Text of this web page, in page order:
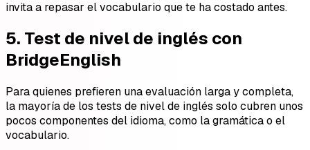
invita a repasar el vocabulario que te ha costado antes.
5. Test de nivel de inglés con
BridgeEnglish
Para quienes prefieren una evaluación larga y completa,
la mayoría de los tests de nivel de inglés solo cubren unos
pocos componentes del idioma, como la gramática o el
vocabulario.